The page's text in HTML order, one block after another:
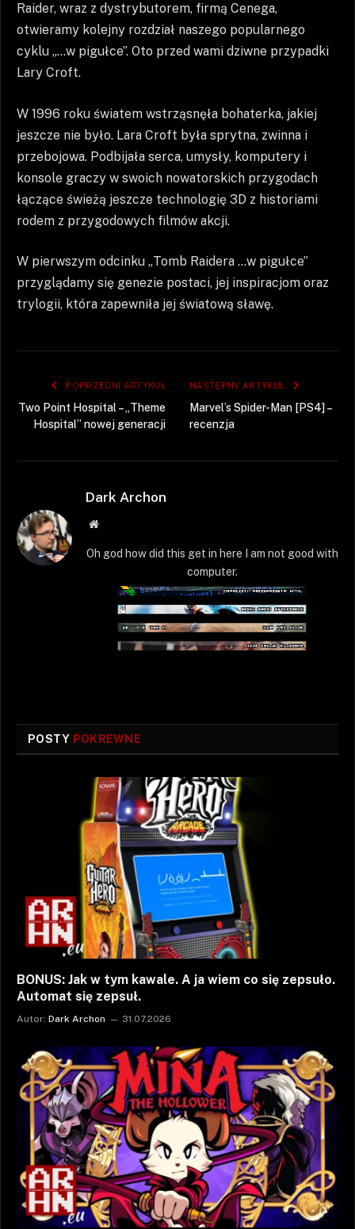
Raider, wraz z dystrybutorem, firmą Cenega,
otwieramy kolejny rozdział naszego popularnego
cyklu „…w pigułce”. Oto przed wami dziwne przypadki
Lary Croft.
W 1996 roku światem wstrząsnęła bohaterka, jakiej
jeszcze nie było. Lara Croft była sprytna, zwinna i
przebojowa. Podbijała serca, umysły, komputery i
konsole graczy w swoich nowatorskich przygodach
łączące świeżą jeszcze technologię 3D z historiami
rodem z przygodowych filmów akcji.
W pierwszym odcinku „Tomb Raidera …w pigułce”
przyglądamy się genezie postaci, jej inspiracjom oraz
trylogii, która zapewniła jej światową sławę.
POPRZEDNI ARTYKUŁ
Two Point Hospital – „Theme
Hospital” nowej generacji
NASTĘPNY ARTYKUŁ
Marvel’s Spider-Man [PS4] –
recenzja
Dark Archon
Strona
Oh god how did this get in here I am not good with
computer.
POSTY POKREWNE
BONUS: Jak w tym kawale. A ja wiem co się zepsuło.
Automat się zepsuł.
Autor: Dark Archon 31.07.2026